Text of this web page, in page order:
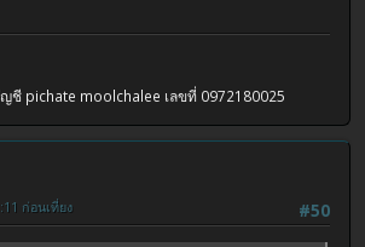
ชี pichate moolchalee เลขที่ 0972180025
#50
ก่อนเที่ยง